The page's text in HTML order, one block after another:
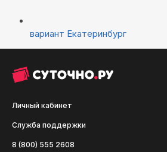
вариант Екатеринбург
Личный кабинет
Служба поддержки
8 (800) 555 2608